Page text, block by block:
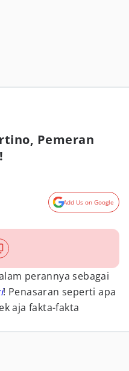
Pemeran
Add Us on Google
perannya sebagai
! Penasaran seperti apa
aja fakta-fakta